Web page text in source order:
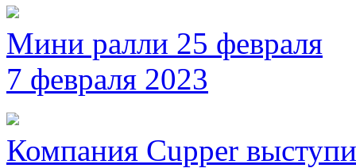
Мини ралли 25 февраля
7 февраля 2023
Компания Cupper